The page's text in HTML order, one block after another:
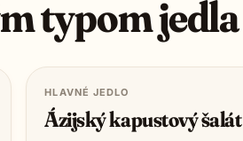
typom jedla
HLAVNÉ JEDLO
Ázijský kapustový šalát